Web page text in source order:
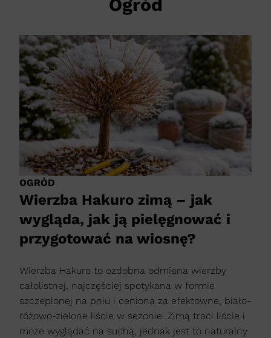
Ogród
OGRÓD
Wierzba Hakuro zimą – jak
wygląda, jak ją pielęgnować i
przygotować na wiosnę?
Wierzba Hakuro to ozdobna odmiana wierzby
całolistnej, najczęściej spotykana w formie
szczepionej na pniu i ceniona za efektowne, biało-
różowo-zielone liście w sezonie. Zimą traci liście i
może wyglądać na suchą, jednak jest to naturalny